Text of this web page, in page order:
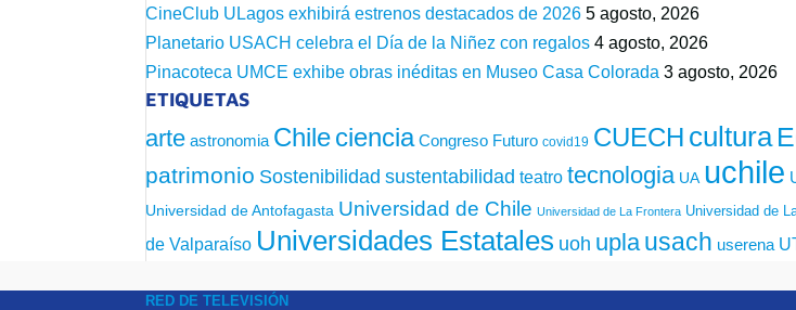
CineClub ULagos exhibirá estrenos destacados de 2026 5 agosto, 2026
Planetario USACH celebra el Día de la Niñez con regalos 4 agosto, 2026
Pinacoteca UMCE exhibe obras inéditas en Museo Casa Colorada 3 agosto, 2026
ETIQUETAS
arte astronomia Chileciencia Congreso Futuro covid19 CUECH cultura
patrimonio Sostenibilidad sustentabilidad teatro tecnologia UA uchile
Universidad de Antofagasta Universidad de Chile Universidad de La Frontera Universidad de
de Valparaíso Universidades Estatales uoh uplausach userena
RED DE TELEVISIÓN